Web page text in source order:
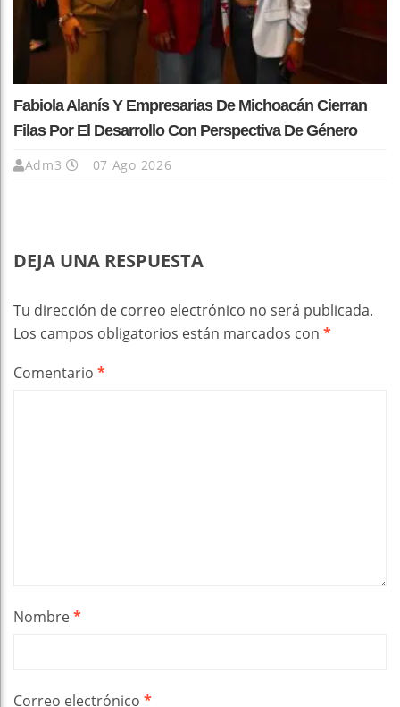
Fabiola Alanís Y Empresarias De Michoacán Cierran
Filas Por El Desarrollo Con Perspectiva De Género
Adm3 07 Ago 2026
DEJA UNA RESPUESTA
Tu dirección de correo electrónico no será publicada.
Los campos obligatorios están marcados con *
Comentario *
Nombre*
Correo electrónico *